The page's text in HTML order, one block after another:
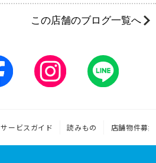
この店舗のブログ一覧へ
サービスガイド 読みもの 店舗物件募集